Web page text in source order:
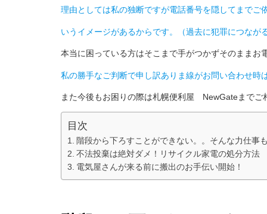
理由としては私の独断ですが電話番号を隠してまで
いうイメージがあるからです。（過去に犯罪につなが
本当に困っている方はそこまで手がつかずそのままお
私の勝手なご判断で申し訳ありま線がお問い合わせ時
また今後もお困りの際は札幌便利屋 NewGateまでご
目次
階段から下ろすことができない。。そんな力仕事
不法投棄は絶対ダメ！リサイクル家電の処分方法
電気屋さんが来る前に搬出のお手伝い開始！